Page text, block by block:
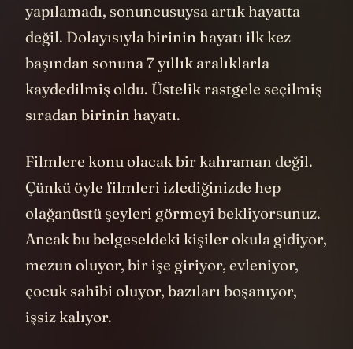
yapılamadı, sonuncusuysa artık hayatta
değil. Dolayısıyla birinin hayatı ilk kez
başından sonuna 7 yıllık aralıklarla
kaydedilmiş oldu. Üstelik rastgele seçilmiş
sıradan birinin hayatı.
Filmlere konu olacak bir kahraman değil.
Çünkü öyle filmleri izlediğinizde hep
olağanüstü şeyleri görmeyi bekliyorsunuz.
Ancak bu belgeseldeki kişiler okula gidiyor,
mezun oluyor, bir işe giriyor, evleniyor,
çocuk sahibi oluyor, bazıları boşanıyor,
işsiz kalıyor.